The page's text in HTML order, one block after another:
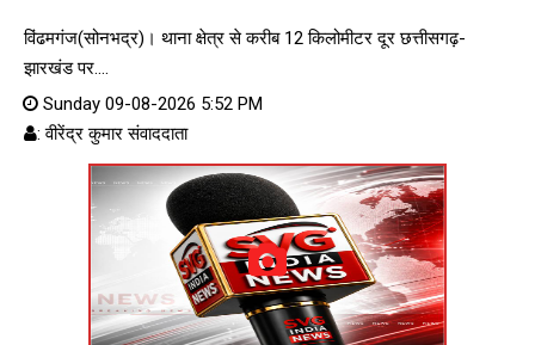
विंढमगंज(सोनभद्र)। थाना क्षेत्र से करीब 12 किलोमीटर दूर छत्तीसगढ़-
झारखंड पर....
Sunday 09-08-2026 5:52 PM
: वीरेंद्र कुमार संवाददाता